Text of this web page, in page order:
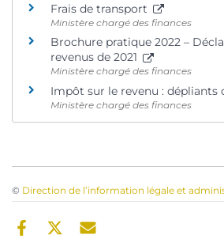
Frais de transport
Ministère chargé des finances
Brochure pratique 2022 –
revenus de 2021
Ministère chargé des finances
Impôt sur le revenu : dépliants
Ministère chargé des finances
© Direction de l’information légale et